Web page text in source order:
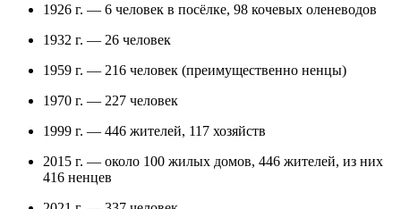
1926 г. — 6 человек в посёлке, 98 кочевых оленеводов
1932 г. — 26 человек
1959 г. — 216 человек (преимущественно ненцы)
1970 г. — 227 человек
1999 г. — 446 жителей, 117 хозяйств
2015 г. — около 100 жилых домов, 446 жителей, из них
416 ненцев